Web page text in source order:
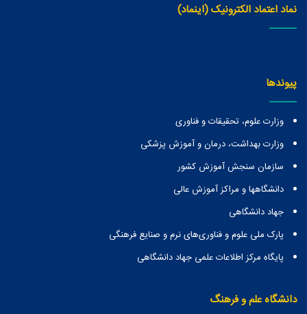
نماد اعتماد الکترونیک (اینماد)
پیوندها
وزارت علوم، تحقیقات و فناوری
وزارت بهداشت، درمان و آموزش پزشکی
سازمان سنجش آموزش کشور
دانشگاهها و مراكز آموزش عالی
جهاد دانشگاهی
پارک ملی علوم و فناوری‌های نرم و صنایع فرهنگی
پایگاه مرکز اطلاعات علمی جهاد دانشگاهی
دانشگاه علم و فرهنگ